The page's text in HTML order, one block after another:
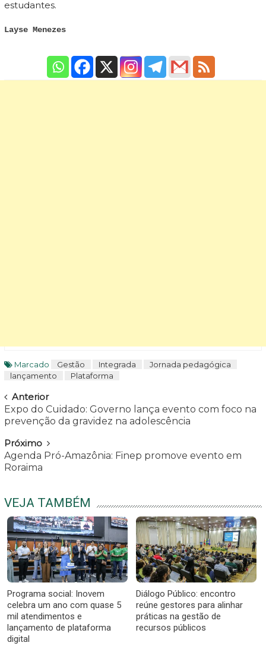
estudantes.
Layse Menezes
Marcado Gestão Integrada
Jornada pedagógica
lançamento
Plataforma
Navegar
Anterior
Expo do Cuidado: Governo lança evento com foco na
prevenção da gravidez na adolescência
Próximo
Agenda Pró-Amazônia: Finep promove evento em
Roraima
VEJA TAMBÉM
Programa social: Inovem
celebra um ano com quase 5
mil atendimentos e
lançamento de plataforma
digital
Diálogo Público: encontro
reúne gestores para alinhar
práticas na gestão de
recursos públicos